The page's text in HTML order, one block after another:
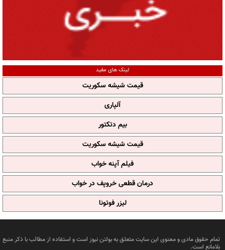
لینک های مفید
قیمت شیشه سکوریت
آلپاری
بیم دتکتور
قیمت شیشه سکوریت
فیلم آپنه خواب
درمان قطعی خروپف در خواب
لیزر فوتونا
تمام حقوق مادی و معنوی این سایت متعلق به بولتن نیوز است و استفاده از مطالب با ذکر منبع
بلامانع است.